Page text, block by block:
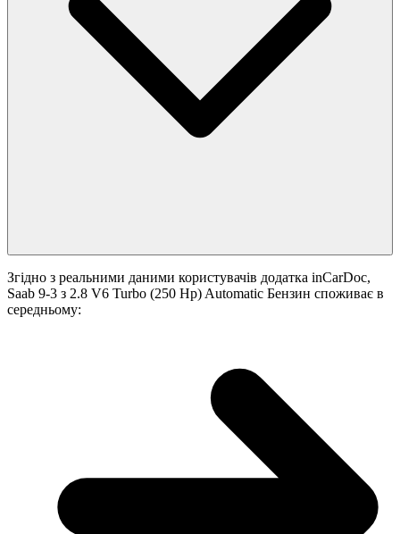
Згідно з реальними даними користувачів додатка inCarDoc,
Saab 9-3 з 2.8 V6 Turbo (250 Hp) Automatic Бензин споживає в
середньому: